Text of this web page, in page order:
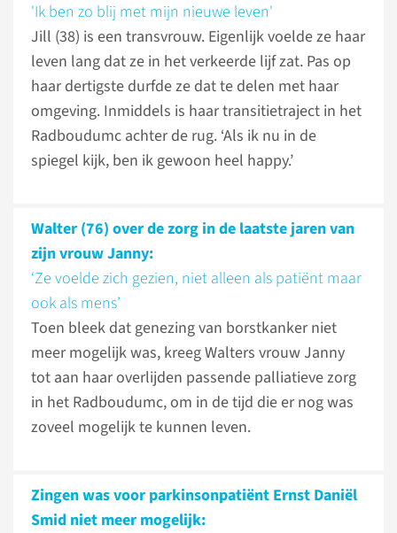
'Ik ben zo blij met mijn nieuwe leven'
Jill (38) is een transvrouw. Eigenlijk voelde ze haar
leven lang dat ze in het verkeerde lijf zat. Pas op
haar dertigste durfde ze dat te delen met haar
omgeving. Inmiddels is haar transitietraject in het
Radboudumc achter de rug. ‘Als ik nu in de
spiegel kijk, ben ik gewoon heel happy.’
Walter (76) over de zorg in de laatste jaren van
zijn vrouw Janny:
‘Ze voelde zich gezien, niet alleen als patiënt maar
ook als mens’
Toen bleek dat genezing van borstkanker niet
meer mogelijk was, kreeg Walters vrouw Janny
tot aan haar overlijden passende palliatieve zorg
in het Radboudumc, om in de tijd die er nog was
zoveel mogelijk te kunnen leven.
Zingen was voor parkinsonpatiënt Ernst Daniël
Smid niet meer mogelijk: